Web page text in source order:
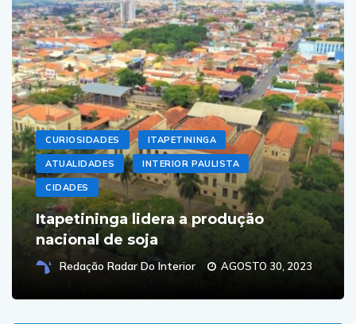
CURIOSIDADES ITAPETININGA
ATUALIDADES INTERIOR PAULISTA
CIDADES
Itapetininga lidera a produção
nacional de soja
Redação Radar Do Interior AGOSTO 30, 2023